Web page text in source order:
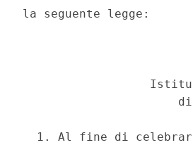
la seguente legge:
1. Al fine di